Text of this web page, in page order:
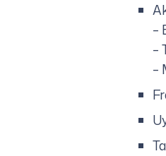
–
–
–